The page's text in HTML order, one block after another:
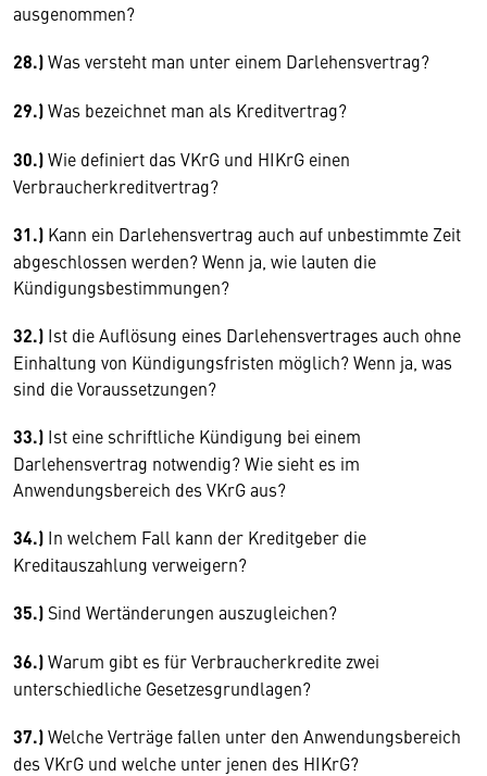
ausgenommen?
28.)Was versteht man unter einem Darlehensvertrag?
29.)Was bezeichnet man als Kreditvertrag?
30.)Wie definiert das VKrG und HIKrG einen
Verbraucherkreditvertrag?
31.) Kann ein Darlehensvertrag auch auf unbestimmte Zeit
abgeschlossen werden? Wenn ja, wie lauten die
Kündigungsbestimmungen?
32.) Ist die Auflösung eines Darlehensvertrages auch ohne
Einhaltung von Kündigungsfristen möglich? Wenn ja, was
sind die Voraussetzungen?
33.) Ist eine schriftliche Kündigung bei einem
Darlehensvertrag notwendig? Wie sieht es im
Anwendungsbereich des VKrG aus?
34.) In welchem Fall kann der Kreditgeber die
Kreditauszahlung verweigern?
35.) Sind Wertänderungen auszugleichen?
36.)Warum gibt es für Verbraucherkredite zwei
unterschiedliche Gesetzesgrundlagen?
37.)Welche Verträge fallen unter den Anwendungsbereich
des VKrG und welche unter jenen des HIKrG?